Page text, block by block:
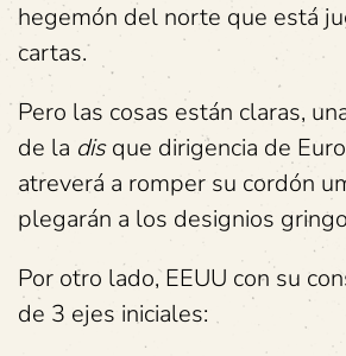
hegemón del norte que está
cartas.
Pero las cosas están claras,
de la disque dirigencia de
atreverá a romper su cordón
plegarán a los designios
Por otro lado, EEUU con su
de 3 ejes iniciales: